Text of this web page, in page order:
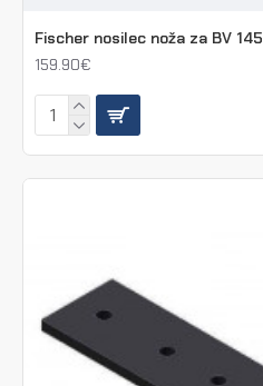
Fischer nosilec noža za BV 145
159.90€